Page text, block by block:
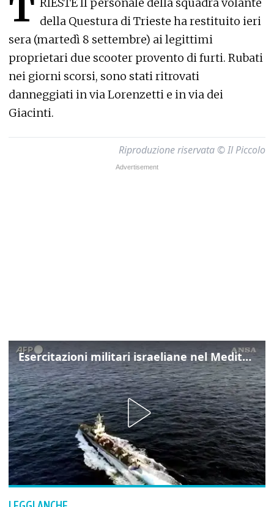
della Questura di Trieste ha restituito ieri
sera (martedì 8 settembre) ai legittimi
proprietari due scooter provento di furti. Rubati
nei giorni scorsi, sono stati ritrovati
danneggiati in via Lorenzetti e in via dei
Giacinti.
Riproduzione riservata © Il Piccolo
Esercitazioni militari israeliane nel Mediterraneo e nel Mar Rosso